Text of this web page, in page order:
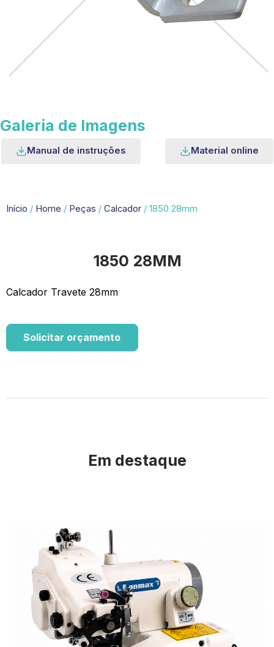
Galeria de Imagens
Manual de instruções Material online
Início / Home / Peças / Calcador / 1850 28mm
1850 28MM
Calcador Travete 28mm
Solicitar orçamento
Em destaque